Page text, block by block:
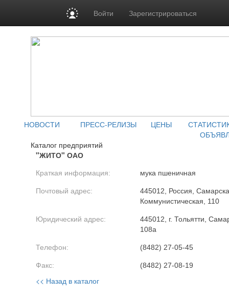
Войти Зарегистрироваться
НОВОСТИ ПРЕСС-РЕЛИЗЫ ЦЕНЫ
Каталог предприятий
"ЖИТО" ОАО
Краткая информация: мука пшеничная
Почтовый адрес:
445012, Россия,
Коммунистическая, 110
Юридический адрес:
445012, г. Тольятти,
108а
Телефон: (8482) 27-05-45
Факс: (8482) 27-08-19
<< Назад в каталог